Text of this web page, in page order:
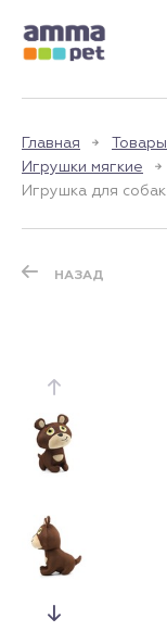
Главная
Игрушки мягкие
Игрушка для
НАЗАД